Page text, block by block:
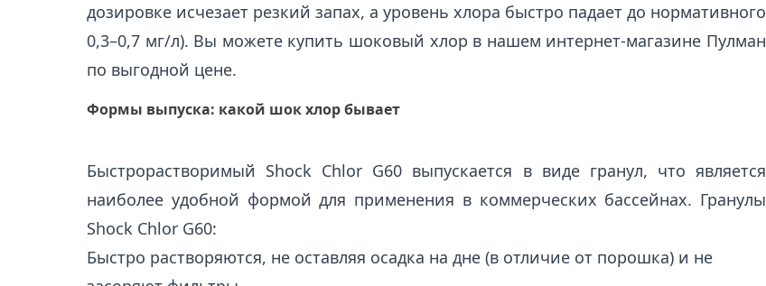
дозировке исчезает резкий запах, а уровень хлора быстро падает до нормативного
0,3–0,7 мг/л). Вы можете купить шоковый хлор в нашем интернет-магазине Пулман
по выгодной цене.
Формы выпуска: какой шок хлор бывает
Быстрорастворимый Shock Chlor G60 выпускается в виде гранул, что является
наиболее удобной формой для применения в коммерческих бассейнах. Гранулы
Shock Chlor G60:
Быстро растворяются, не оставляя осадка на дне (в отличие от порошка) и не